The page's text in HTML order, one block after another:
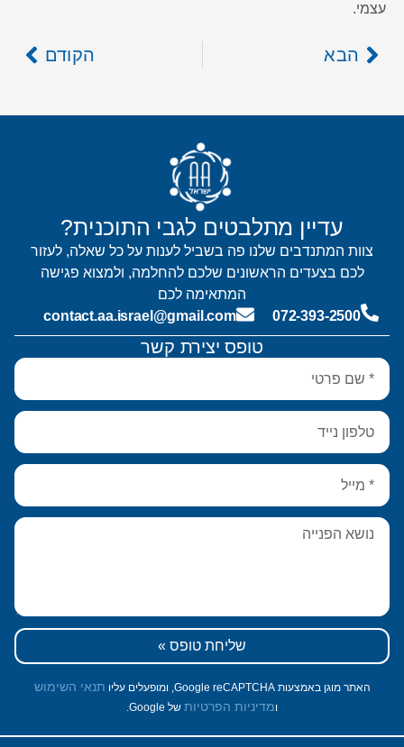
עצמי.
הבא הקודם
טופס יצירת קשר
שליחת טופס »
האתר מוגן באמצעות Google reCAPTCHA, ומופעלים עליו תנאי השימוש
ומדיניות הפרטיות של Google.
עדיין מתלבטים לגבי התוכנית?
צוות המתנדבים שלנו פה בשביל לענות על כל שאלה, לעזור
לכם בצעדים הראשונים שלכם להחלמה, ולמצוא פגישה
המתאימה לכם
072-393-2500
contact.aa.israel@gmail.com